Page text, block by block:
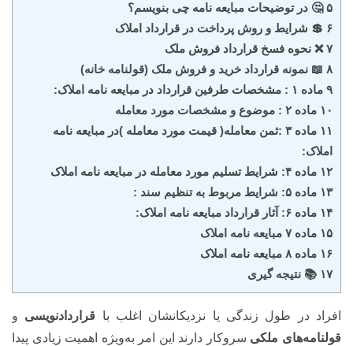
۵ 🤔 در توضیحات مبایعه نامه چی بنویسم؟
۶ 💲 شرایط و روش پرداخت در قرارداد املاک
۷ ❌ نحوه فسخ قرارداد فروش ملک
۸ 📖 نمونه قرارداد خرید و فروش ملک (قولنامه خانه)
۹ ماده ۱ : مشخصات طرفین قرارداد در مبایعه نامه املاک:
۱۰ ماده ۲ : موضوع و مشخصات مورد معامله
۱۱ ماده ۳ :ثمن معامله( قیمت مورد معامله )در مبایعه نامه
املاک:
۱۲ ماده ۴: شرایط تسلیم مورد معامله در مبایعه نامه املاک
۱۳ ماده ۵: شرایط مربوط به تنظیم سند :
۱۴ ماده ۶: آثار قرارداد مبایعه نامه املاک:
۱۵ ماده ۷ مبایعه نامه املاک
۱۶ ماده ۸ مبایعه نامه املاک
۱۷ 📚 نتیجه گیری
افراد در طول زندگی یا نزدیکانشان اغلب با قراردادنویسی و
قولنامه‌های ملکی سروکار دارند این امر به‌ویژه اهمیت زیادی پیدا